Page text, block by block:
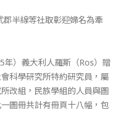
半線等社取彰迎婦名為牽
年）義大利人羅斯（Ros）贈
科學研究所特約研究員，屬
改組，民族學組的人員與圖
圖冊共計有冊頁十八幅，包